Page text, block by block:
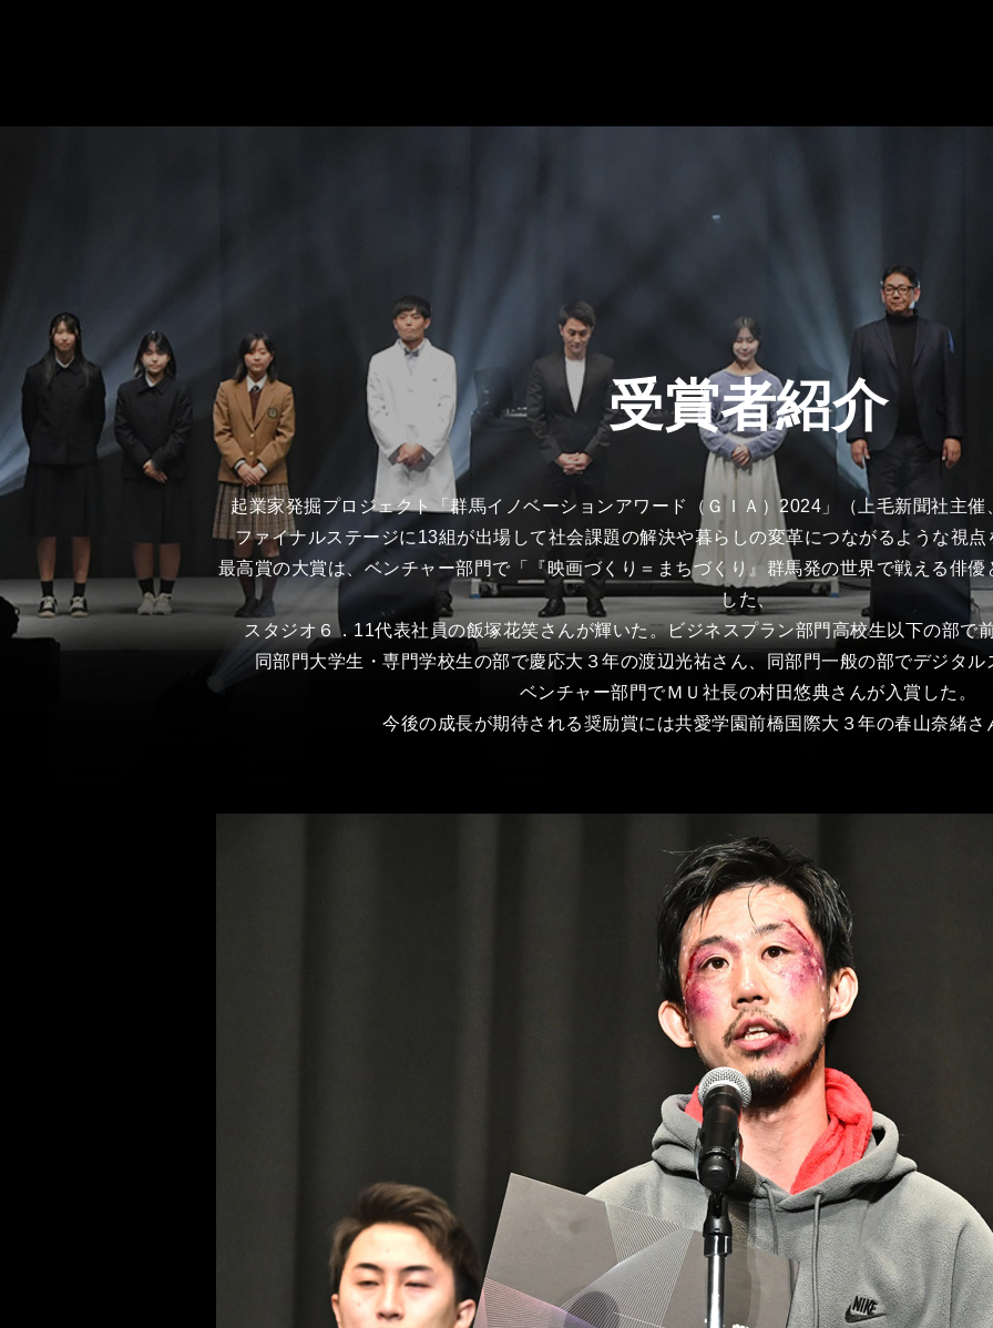
受賞者紹介
起業家発掘プロジェクト「群馬イノベーションアワード（ＧＩＡ）2024」（上毛新聞社主
ファイナルステージに13組が出場して社会課題の解決や暮らしの変革につながるような視
最高賞の大賞は、ベンチャー部門で「『映画づくり＝まちづくり』群馬発の世界で戦える俳
した、
スタジオ６．11代表社員の飯塚花笑さんが輝いた。ビジネスプラン部門高校生以下の部で
同部門大学生・専門学校生の部で慶応大３年の渡辺光祐さん、同部門一般の部でデジタ
ベンチャー部門でＭＵ社長の村田悠典さんが入賞した。
今後の成長が期待される奨励賞には共愛学園前橋国際大３年の春山奈緒さ